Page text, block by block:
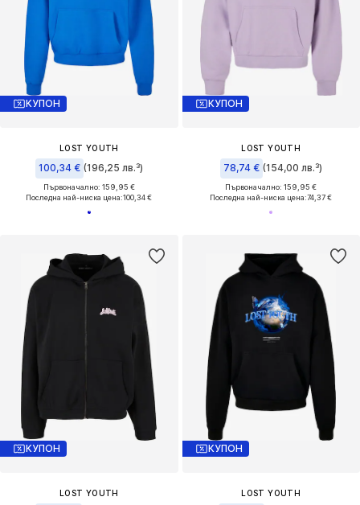
КУПОН
LOST YOUTH
100,34 € (196,25 лв.³)
Първоначално: 159,95 €
Последна най-ниска цена:100,34 €
КУПОН
LOST YOUTH
78,74 € (154,00 лв.³)
Първоначално: 159,95 €
Последна най-ниска цена:74,37 €
КУПОН
LOST YOUTH
КУПОН
LOST YOUTH